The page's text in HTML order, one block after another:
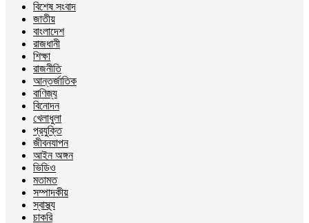
বিশেষ সংবাদ
জাতীয়
বাংলাদেশ
রাজধানী
শিক্ষা
রাজনীতি
আন্তর্জাতিক
বাণিজ্য
বিনোদন
খেলাধুলা
প্রযুক্তি
জীবনযাপন
আইন অঙ্গন
ভিডিও
মতামত
সম্পাদকীয়
স্বাস্থ্য
চাকরি